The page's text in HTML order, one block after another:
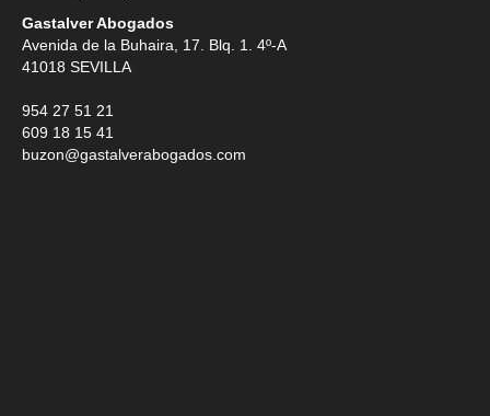
Gastalver Abogados
Avenida de la Buhaira, 17. Blq. 1. 4º-A
41018 SEVILLA
954 27 51 21
609 18 15 41
buzon@gastalverabogados.com